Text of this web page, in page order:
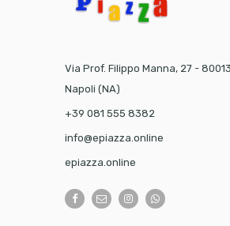
Via Prof. Filippo Manna, 27 -
Napoli (NA)
+39 081 555 8382
info@epiazza.online
epiazza.online